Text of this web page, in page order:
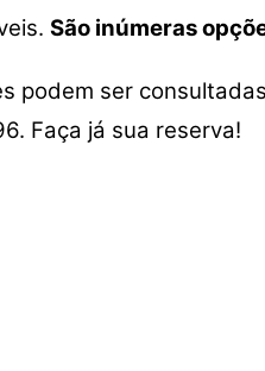
São inúmeras
podem ser
Faça já sua reserva!